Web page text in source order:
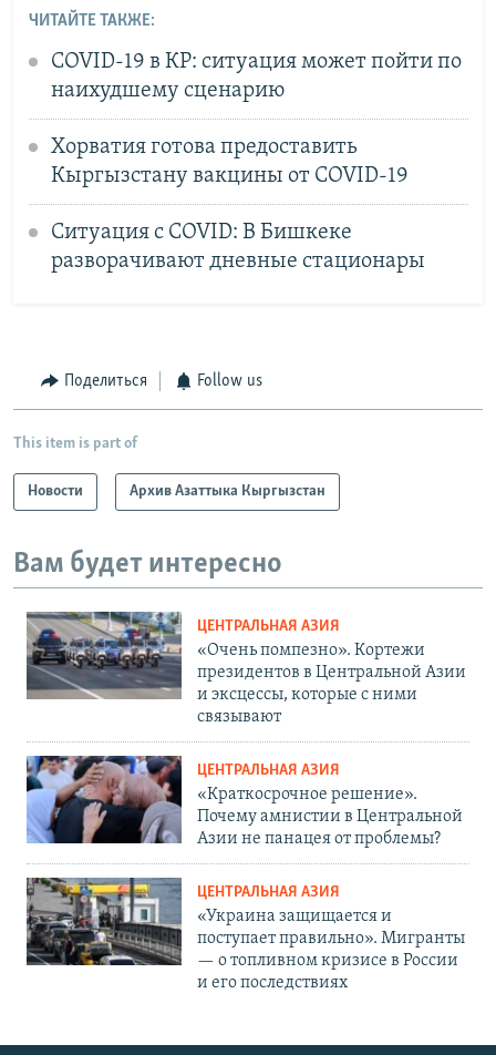
ЧИТАЙТЕ ТАКЖЕ:
COVID-19 в КР: ситуация может пойти по
наихудшему сценарию
Хорватия готова предоставить
Кыргызстану вакцины от COVID-19
Ситуация с COVID: В Бишкеке
разворачивают дневные стационары
Поделиться Follow us
This item is part of
Новости Архив Азаттыка Кыргызстан
Вам будет интересно
ЦЕНТРАЛЬНАЯ АЗИЯ
«Очень помпезно». Кортежи
президентов в Центральной Азии
и эксцессы, которые с ними
связывают
ЦЕНТРАЛЬНАЯ АЗИЯ
«Краткосрочное решение».
Почему амнистии в Центральной
Азии не панацея от проблемы?
ЦЕНТРАЛЬНАЯ АЗИЯ
«Украина защищается и
поступает правильно». Мигранты
— о топливном кризисе в России
и его последствиях